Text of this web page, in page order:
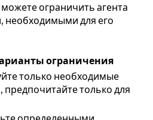
ограничить агента
необходимыми для его
ограничения
только необходимые
предпочитайте только для